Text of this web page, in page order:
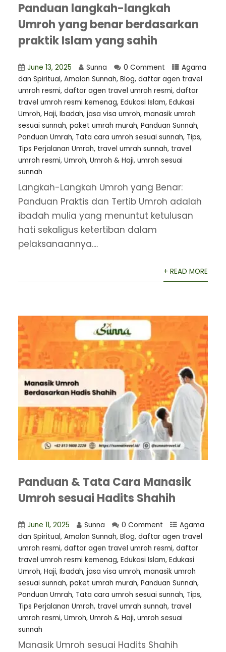
Panduan langkah-langkah
Umroh yang benar berdasarkan
praktik Islam yang sahih
June 13, 2025 Sunna 0 Comment
Agama
dan Spiritual, Amalan Sunnah, Blog, daftar agen travel
umroh resmi, ⁠daftar agen travel umroh resmi, daftar
travel umroh resmi kemenag, Edukasi Islam, Edukasi
Umroh, Haji, Ibadah, jasa visa umroh, manasik umroh
sesuai sunnah, paket umrah murah, Panduan Sunnah,
Panduan Umrah, Tata cara umroh sesuai sunnah, Tips,
Tips Perjalanan Umrah, travel umrah sunnah, travel
umroh resmi, Umroh, Umroh & Haji, umroh sesuai
sunnah
Langkah-Langkah Umroh yang Benar:
Panduan Praktis dan Tertib Umroh adalah
ibadah mulia yang menuntut ketulusan
hati sekaligus ketertiban dalam
pelaksanaannya....
+ READ MORE
Panduan & Tata Cara Manasik
Umroh sesuai Hadits Shahih
June 11, 2025 Sunna 0 Comment
Agama
dan Spiritual, Amalan Sunnah, Blog, ⁠daftar agen travel
umroh resmi, daftar agen travel umroh resmi, daftar
travel umroh resmi kemenag, Edukasi Islam, Edukasi
Umroh, Haji, Ibadah, jasa visa umroh, manasik umroh
sesuai sunnah, paket umrah murah, Panduan Sunnah,
Panduan Umrah, Tata cara umroh sesuai sunnah, Tips,
Tips Perjalanan Umrah, travel umrah sunnah, travel
umroh resmi, Umroh, Umroh & Haji, umroh sesuai
sunnah
Manasik Umroh sesuai Hadits Shahih